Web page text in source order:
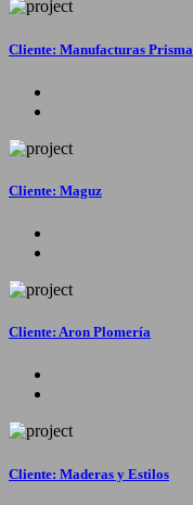
Cliente: Manufacturas Prisma
Cliente: Maguz
Cliente: Aron Plomería
Cliente: Maderas y Estilos